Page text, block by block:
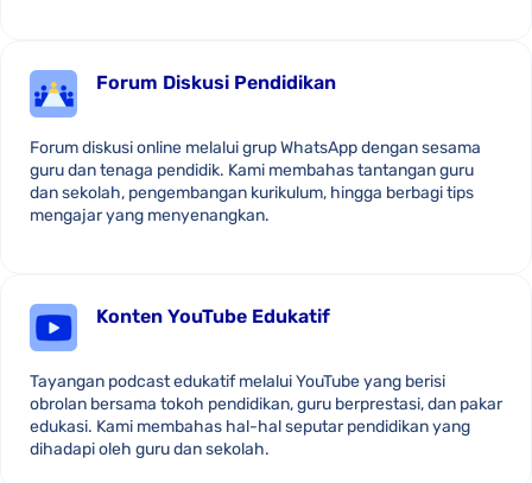
Forum Diskusi Pendidikan
Forum diskusi online melalui grup WhatsApp dengan sesama
guru dan tenaga pendidik. Kami membahas tantangan guru
dan sekolah, pengembangan kurikulum, hingga berbagi tips
mengajar yang menyenangkan.
Konten YouTube Edukatif
Tayangan podcast edukatif melalui YouTube yang berisi
obrolan bersama tokoh pendidikan, guru berprestasi, dan pakar
edukasi. Kami membahas hal-hal seputar pendidikan yang
dihadapi oleh guru dan sekolah.